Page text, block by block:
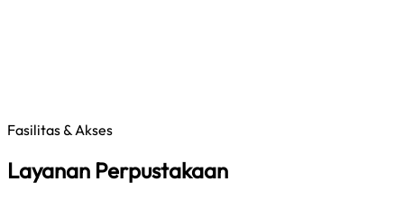
Fasilitas & Akses
Layanan Perpustakaan